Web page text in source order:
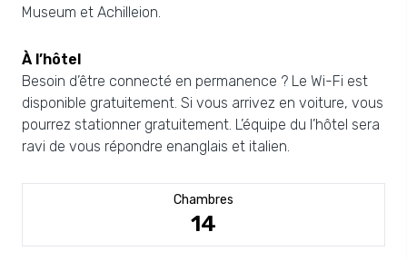
Museum et Achilleion.
À l’hôtel
Besoin d’être connecté en permanence ? Le Wi-Fi est
disponible gratuitement. Si vous arrivez en voiture, vous
pourrez stationner gratuitement. L’équipe du l’hôtel sera
ravi de vous répondre enanglais et italien.
Chambres
14